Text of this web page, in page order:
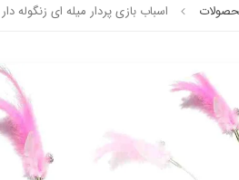
اسباب بازی پردار میله ای زنگوله